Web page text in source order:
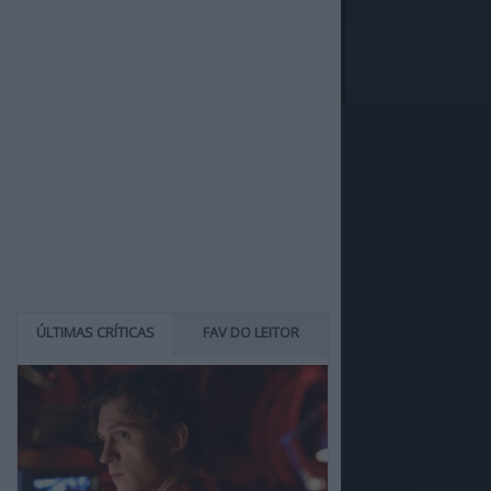
ÚLTIMAS CRÍTICAS FAV DO LEITOR